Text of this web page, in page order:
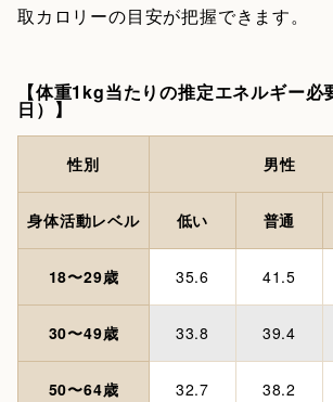
取カロリーの目安が把握できます。
【体重1kg当たりの推定エネルギー
日）】
性別 男性
身体活動レベル 低い 普通
18〜29歳 35.6 41.5
30〜49歳 33.8 39.4
50〜64歳 32.7 38.2